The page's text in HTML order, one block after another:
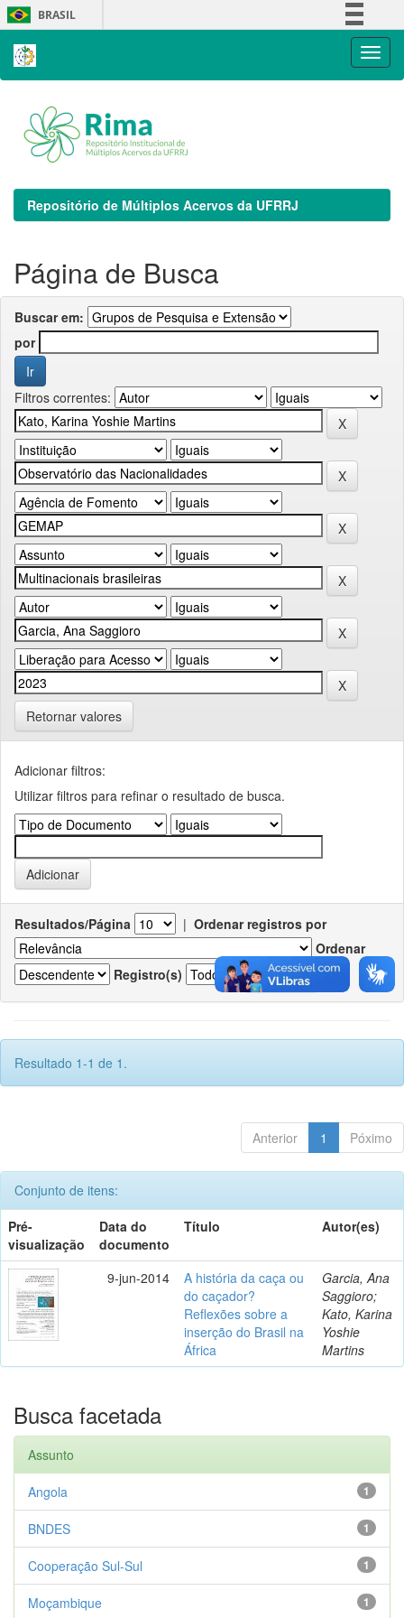
Skip
navigation
BRASIL
Repositório de Múltiplos Acervos da UFRRJ
Página de Busca
Buscar em:
por
Filtros correntes:
Retornar valores
Adicionar filtros:
Utilizar filtros para refinar o resultado de busca.
Resultados/Página | Ordenar registros por
Ordenar
Registro(s)
Resultado 1-1 de 1.
Anterior 1 Póximo
Conjunto de itens:
Pré-
visualização
Data do
documento
Título Autor(es)
9-jun-2014
A história da caça ou
do caçador?
Reflexões sobre a
inserção do Brasil na
África
Garcia, Ana
Saggioro;
Kato, Karina
Yoshie
Martins
Busca facetada
Assunto
1
Angola
1
BNDES
1
Cooperação Sul-Sul
1
Moçambique